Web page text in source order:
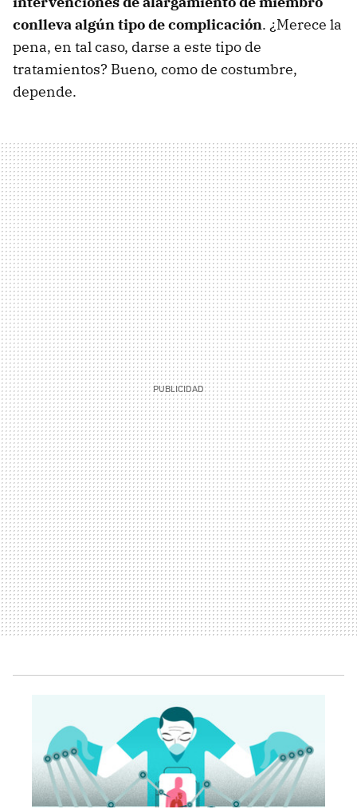
conlleva algún tipo de complicación. ¿Merece la
pena, en tal caso, darse a este tipo de
tratamientos? Bueno, como de costumbre,
depende.